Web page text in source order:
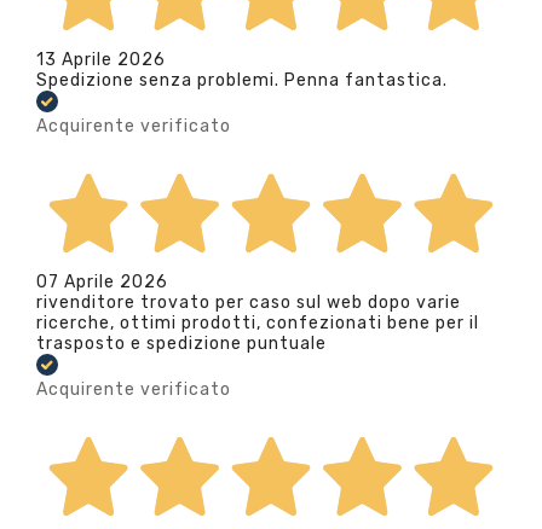
13 Aprile 2026
Spedizione senza problemi. Penna fantastica.
Acquirente verificato
07 Aprile 2026
rivenditore trovato per caso sul web dopo varie
ricerche, ottimi prodotti, confezionati bene per il
trasposto e spedizione puntuale
Acquirente verificato